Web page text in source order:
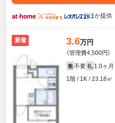
ほか提供
新着 3.6万円
（管理費4,500円）
敷 不要 礼 1.0ヶ月
1階 / 1K / 23.18㎡